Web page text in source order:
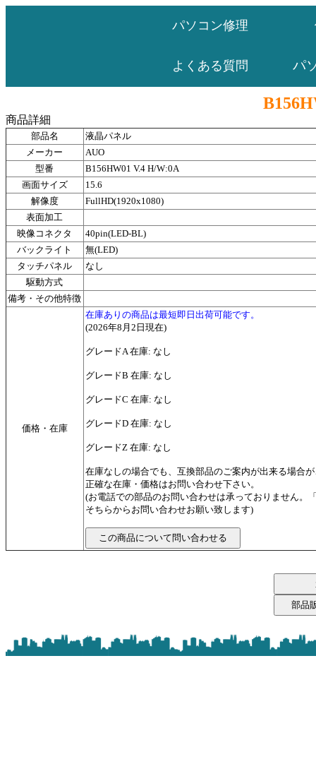
パソコン修理
よくある質問 パ
商品詳細
部品名
液晶パネル
メーカー
AUO
型番
B156HW01 V.4 H/W:0A
画面サイズ
15.6
解像度
FullHD(1920x1080)
表面加工
映像コネクタ
40pin(LED-BL)
バックライト
無(LED)
タッチパネル
なし
駆動方式
備考・その他特徴
価格・在庫
在庫ありの商品は最短即日出荷可能です。
(2026年8月2日現在)
グレードA 在庫: なし
グレードB 在庫: なし
グレードC 在庫: なし
グレードD 在庫: なし
グレードZ 在庫: なし
在庫なしの場合でも、互換部品のご案内が出来る場合
正確な在庫・価格はお問い合わせ下さい。
(お電話での部品のお問い合わせは承っておりません。
そちらからお問い合わせお願い致します)